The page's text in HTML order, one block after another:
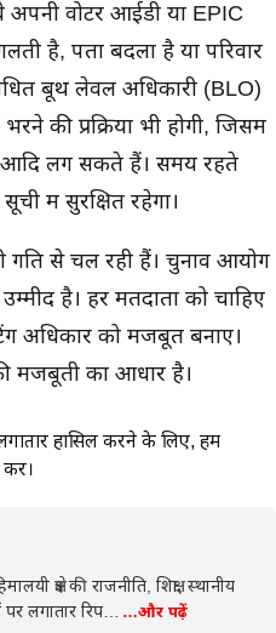
वोटर आईडी या EPIC
है, पता बदला है या परिवार
बूथ लेवल अधिकारी (BLO)
की प्रक्रिया भी होगी, जिसमें
आदि लग सकते हैं। समय रहते
में सुरक्षित रहेगा।
गति से चल रही हैं। चुनाव आयोग
है। हर मतदाता को चाहिए
अधिकार को मजबूत बनाए।
मजबूती का आधार है।
हासिल करने के लिए, हमें
करें।
क्षेत्र की राजनीति, शिक्षा, स्थानीय
लगातार रिप…
…और पढ़ें